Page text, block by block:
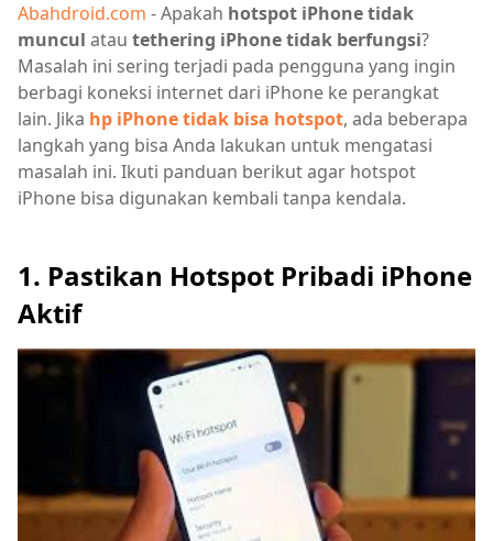
Abahdroid.com - Apakah hotspot iPhone tidak
muncul atau tethering iPhone tidak berfungsi?
Masalah ini sering terjadi pada pengguna yang ingin
berbagi koneksi internet dari iPhone ke perangkat
lain. Jika hp iPhone tidak bisa hotspot, ada beberapa
langkah yang bisa Anda lakukan untuk mengatasi
masalah ini. Ikuti panduan berikut agar hotspot
iPhone bisa digunakan kembali tanpa kendala.
1. Pastikan Hotspot Pribadi iPhone
Aktif